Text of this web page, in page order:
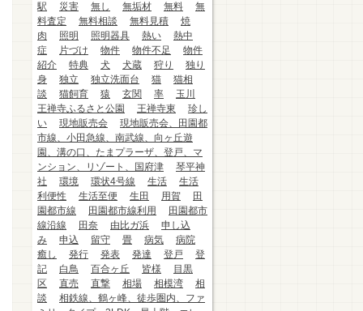
駅
災害 無し 無垢材 無料
無
料査定
無料相談 無料見積
焼
肉
照明 照明器具 熱い
熱中
症
片づけ 物件 物件不足
物件
紹介
特典 犬 犬蔵 狩り
独り
身
独立 独立洗面台 猫
猫相
談
猫飼育 猿 玄関 率
玉川
王禅寺ふるさと公園
王禅寺東
珍し
い
現地販売会
現地販売会、田園都
市線、小田急線、南武線、向ヶ丘遊
園、溝の口、たまプラーザ、登戸、マ
ンション、リゾート、国府津
琴平神
社
環境 環状4号線 生活
生活
利便性
生活至便 生田 用賀
田
園都市線
田園都市線利用
田園都市
線沿線
田奈 由比ガ浜
申し込
み
申込 留守 畳 病気
病院
癒し
発行 発表 発達 登戸
登
記
白鳥 百合ヶ丘 皆様
目黒
区
直売 直撃 相場 相模湾
相
談
相鉄線、鶴ヶ峰、徒歩圏内、ファ